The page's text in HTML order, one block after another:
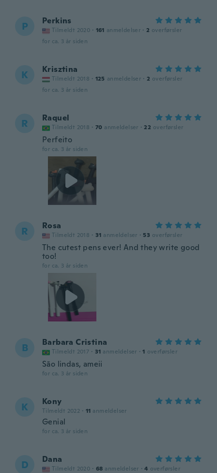
P Perkins
Tilmeldt 2020 · 161 anmeldelser · 2 overførsler
for ca. 3 år siden
K Krisztina
Tilmeldt 2018 · 125 anmeldelser · 2 overførsler
for ca. 3 år siden
R Raquel
Tilmeldt 2018 · 70 anmeldelser · 22 overførsler
Perfeito
for ca. 3 år siden
R Rosa
Tilmeldt 2018 · 31 anmeldelser · 53 overførsler
The cutest pens ever! And they write good
too!
for ca. 3 år siden
B Barbara Cristina
Tilmeldt 2017 · 31 anmeldelser · 1 overførsler
São lindas, ameii
for ca. 3 år siden
K Kony
Tilmeldt 2022 · 11 anmeldelser
Genial
for ca. 3 år siden
D Dana
Tilmeldt 2020 · 68 anmeldelser · 4 overførsler